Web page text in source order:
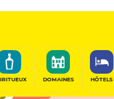
DOMAINES HÔTELS